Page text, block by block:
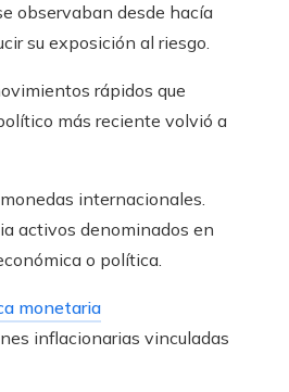
observaban desde hacía
su exposición al riesgo.
rápidos que
más reciente volvió a
internacionales.
activos denominados en
o política.
monetaria
inflacionarias vinculadas